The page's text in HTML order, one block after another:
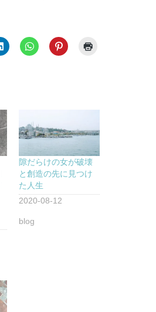
隙だらけの女が破壊
と創造の先に見つけ
た人生
2020-08-12
blog